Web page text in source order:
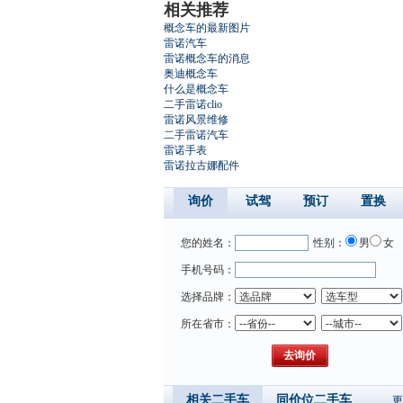
相关推荐
概念车的最新图片
雷诺汽车
雷诺概念车的消息
奥迪概念车
什么是概念车
二手雷诺clio
雷诺风景维修
二手雷诺汽车
雷诺手表
雷诺拉古娜配件
询价 试驾 预订 置换
您的姓名： 性别： 男 女
手机号码：
选择品牌：
所在省市：
相关二手车 同价位二手车